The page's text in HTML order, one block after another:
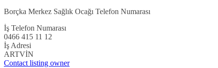
Borçka Merkez Sağlık Ocağı Telefon Numarası
İş Telefon Numarası
0466 415 11 12
İş Adresi
ARTVİN
Contact listing owner